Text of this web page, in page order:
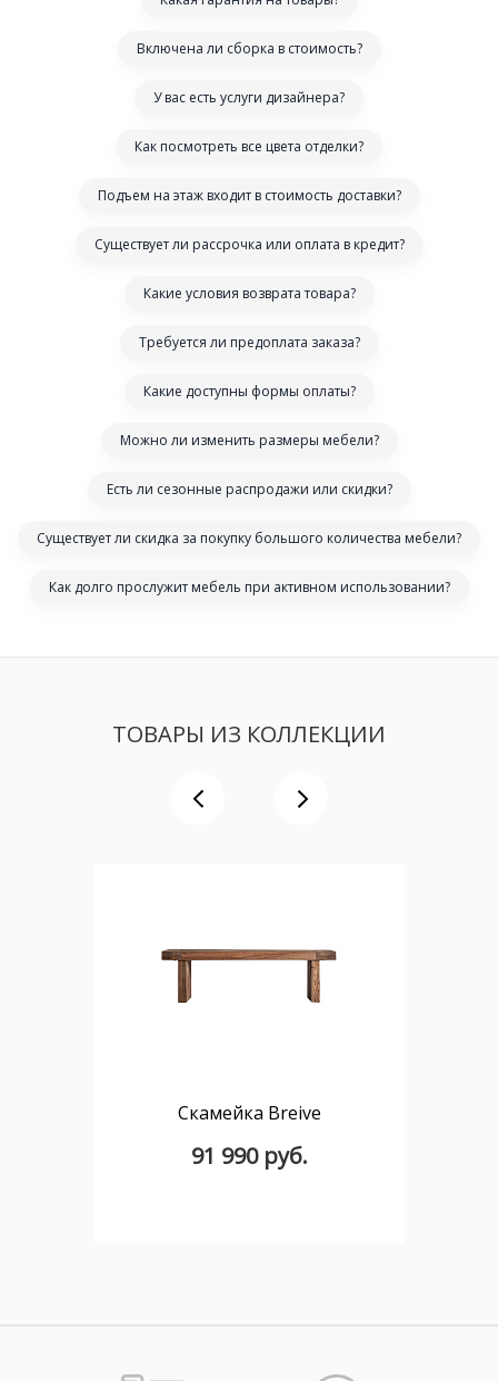
Включена ли сборка в стоимость?
У вас есть услуги дизайнера?
Как посмотреть все цвета отделки?
Подъем на этаж входит в стоимость доставки?
Существует ли рассрочка или оплата в кредит?
Какие условия возврата товара?
Требуется ли предоплата заказа?
Какие доступны формы оплаты?
Можно ли изменить размеры мебели?
Есть ли сезонные распродажи или скидки?
Существует ли скидка за покупку большого количества мебели?
Как долго прослужит мебель при активном использовании?
ТОВАРЫ ИЗ КОЛЛЕКЦИИ
Скамейка Breive
91 990 руб.